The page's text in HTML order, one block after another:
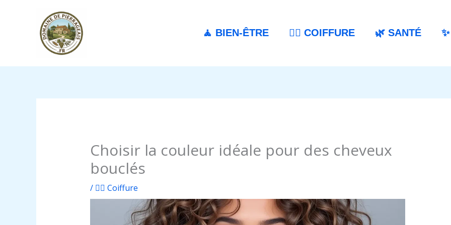
🧘 BIEN-ÊTRE 💇‍♀️ COIFFURE 🌿 SANTÉ
Choisir la couleur idéale pour des cheveux
bouclés
/ 💇‍♀️ Coiffure